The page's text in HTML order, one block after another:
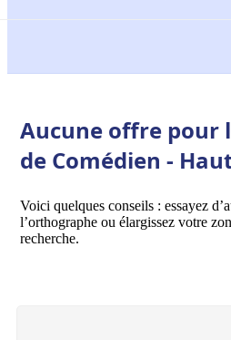
Aucune offre pour
de Comédien -
Voici quelques conseils : essayez
l’orthographe ou élargissez votre
recherche.